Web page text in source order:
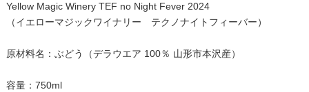
Yellow Magic Winery TEF no Night Fever 2024
（イエローマジックワイナリー テクノナイトフィーバー）
原材料名：ぶどう（デラウエア 100％ 山形市本沢産）
容量：750ml